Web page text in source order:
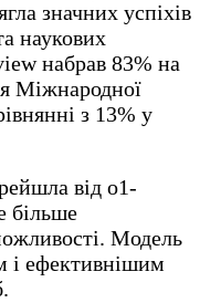
значних успіхів
наукових
набрав 83% на
Міжнародної
з 13% у
від o1-
більше
Модель
ефективнішим